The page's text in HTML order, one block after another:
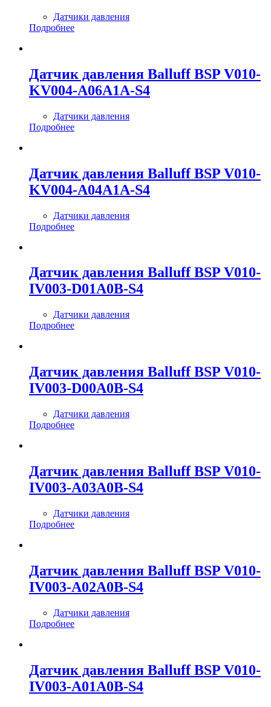
Датчики давления
Подробнее
Датчик давления Balluff BSP V010-
KV004-A06A1A-S4
Датчики давления
Подробнее
Датчик давления Balluff BSP V010-
KV004-A04A1A-S4
Датчики давления
Подробнее
Датчик давления Balluff BSP V010-
IV003-D01A0B-S4
Датчики давления
Подробнее
Датчик давления Balluff BSP V010-
IV003-D00A0B-S4
Датчики давления
Подробнее
Датчик давления Balluff BSP V010-
IV003-A03A0B-S4
Датчики давления
Подробнее
Датчик давления Balluff BSP V010-
IV003-A02A0B-S4
Датчики давления
Подробнее
Датчик давления Balluff BSP V010-
IV003-A01A0B-S4